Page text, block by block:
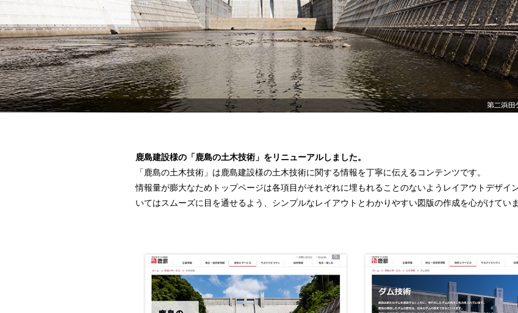
鹿島建設様の「鹿島の土木技術」をリニューアルしました。
「鹿島の土木技術」は鹿島建設様の土木技術に関する情報を丁寧に伝えるコンテンツです。
情報量が膨大なためトップページは各項目がそれぞれに埋もれることのないようレイアウトデザイ
いてはスムーズに目を通せるよう、シンプルなレイアウトとわかりやすい図版の作成を心がけていま